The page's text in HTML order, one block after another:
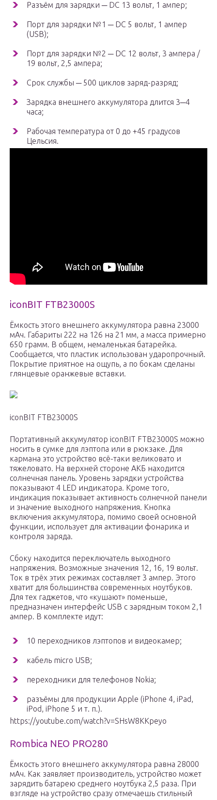
Разъём для зарядки ─ DC 13 вольт, 1 ампер;
Порт для зарядки №1 ─ DC 5 вольт, 1 ампер
(USB);
Порт для зарядки №2 ─ DC 12 вольт, 3 ампера /
19 вольт, 2,5 ампера;
Срок службы ─ 500 циклов заряд-разряд;
Зарядка внешнего аккумулятора длится 3─4
часа;
Рабочая температура от 0 до +45 градусов
Цельсия.
iconBIT FTB23000S
Ёмкость этого внешнего аккумулятора равна 23000
мАч. Габариты 222 на 126 на 21 мм, а масса примерно
650 грамм. В общем, немаленькая батарейка.
Сообщается, что пластик использован ударопрочный.
Покрытие приятное на ощупь, а по бокам сделаны
глянцевые оранжевые вставки.
iconBIT FTB23000S
Портативный аккумулятор iconBIT FTB23000S можно
носить в сумке для лэптопа или в рюкзаке. Для
кармана это устройство всё-таки великовато и
тяжеловато. На верхней стороне АКБ находится
солнечная панель. Уровень зарядки устройства
показывают 4 LED индикатора. Кроме того,
индикация показывает активность солнечной панели
и значение выходного напряжения. Кнопка
включения аккумулятора, помимо своей основной
функции, использует для активации фонарика и
контроля заряда.
Сбоку находится переключатель выходного
напряжения. Возможные значения 12, 16, 19 вольт.
Ток в трёх этих режимах составляет 3 ампер. Этого
хватит для большинства современных ноутбуков.
Для тех гаджетов, что «кушают» поменьше,
предназначен интерфейс USB с зарядным током 2,1
ампер. В комплекте идут:
10 переходников лэптопов и видеокамер;
кабель micro USB;
переходники для телефонов Nokia;
разъёмы для продукции Apple (iPhone 4, iPad,
iPod, iPhone 5 и т. п.).
https://youtube.com/watch?v=SHsW8KKpeyo
Rombica NEO PRO280
Ёмкость этого внешнего аккумулятора равна 28000
мАч. Как заявляет производитель, устройство может
зарядить батарею среднего ноутбука 2,5 раза. При
взгляде на устройство сразу отмечаешь стильный